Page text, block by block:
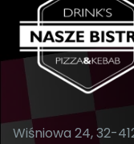
Wiśniowa 24, 32-